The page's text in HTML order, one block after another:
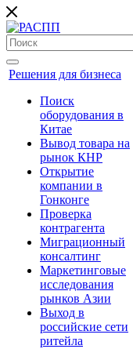
Решения для бизнеса
Поиск
оборудования в
Китае
Вывод товара на
рынок КНР
Открытие
компании в
Гонконге
Проверка
контрагента
Миграционный
консалтинг
Маркетинговые
исследования
рынков Азии
Выход в
российские сети
ритейла